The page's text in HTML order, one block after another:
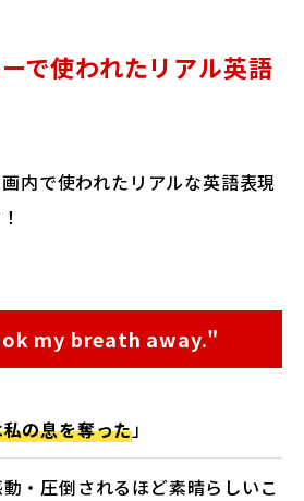
で使われたリアル英語
内で使われたリアルな英語表現
my breath away."
の息を奪った」
・圧倒されるほど素晴らしいこ